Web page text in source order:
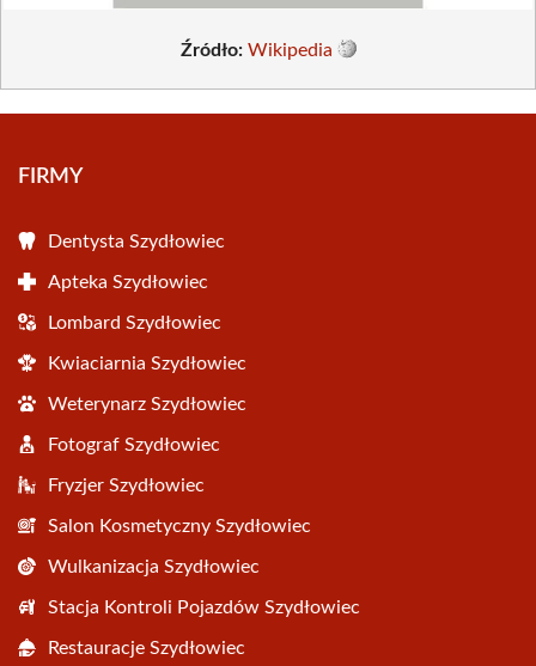
Źródło: Wikipedia
FIRMY
Dentysta Szydłowiec
Apteka Szydłowiec
Lombard Szydłowiec
Kwiaciarnia Szydłowiec
Weterynarz Szydłowiec
Fotograf Szydłowiec
Fryzjer Szydłowiec
Salon Kosmetyczny Szydłowiec
Wulkanizacja Szydłowiec
Stacja Kontroli Pojazdów Szydłowiec
Restauracje Szydłowiec